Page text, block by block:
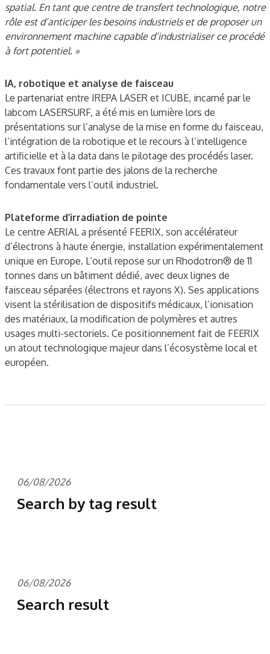
spatial. En tant que centre de transfert technologique, notre
rôle est d’anticiper les besoins industriels et de proposer un
environnement machine capable d’industrialiser ce procédé
à fort potentiel. »
IA, robotique et analyse de faisceau
Le partenariat entre IREPA LASER et ICUBE, incarné par le
labcom LASERSURF, a été mis en lumière lors de
présentations sur l’analyse de la mise en forme du faisceau,
l’intégration de la robotique et le recours à l’intelligence
artificielle et à la data dans le pilotage des procédés laser.
Ces travaux font partie des jalons de la recherche
fondamentale vers l’outil industriel.
Plateforme d’irradiation de pointe
Le centre AERIAL a présenté FEERIX, son accélérateur
d’électrons à haute énergie, installation expérimentalement
unique en Europe. L’outil repose sur un Rhodotron® de 11
tonnes dans un bâtiment dédié, avec deux lignes de
faisceau séparées (électrons et rayons X). Ses applications
visent la stérilisation de dispositifs médicaux, l’ionisation
des matériaux, la modification de polymères et autres
usages multi-sectoriels. Ce positionnement fait de FEERIX
un atout technologique majeur dans l’écosystème local et
européen.
06/08/2026
Search by tag result
06/08/2026
Search result